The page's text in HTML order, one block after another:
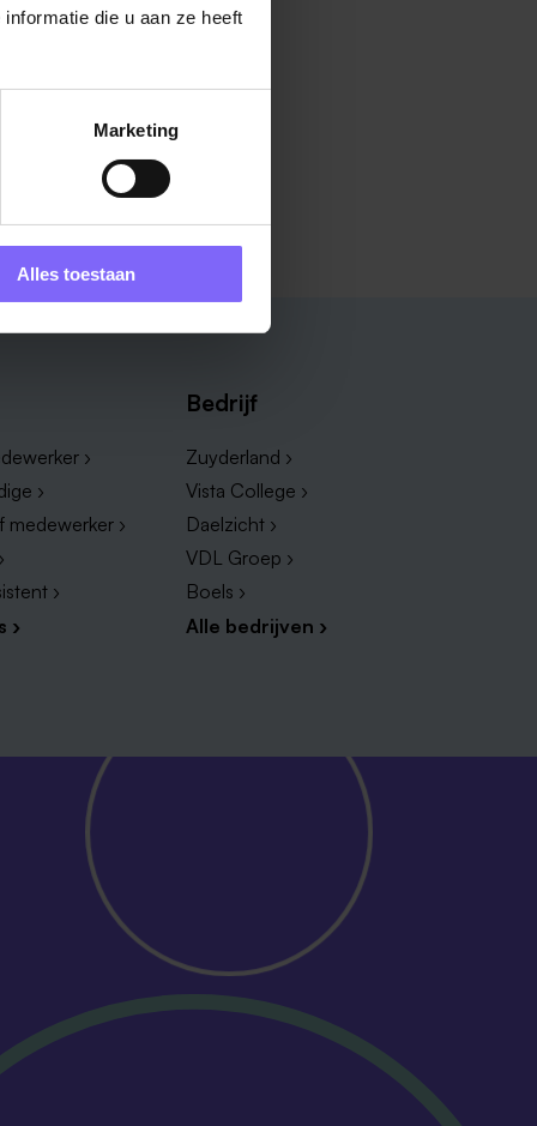
die u aan ze heeft
Marketing
Alles toestaan
›
›
medewerker ›
›
›
Bedrijf
Zuyderland ›
Vista College ›
Daelzicht ›
VDL Groep ›
Boels ›
Alle bedrijven ›